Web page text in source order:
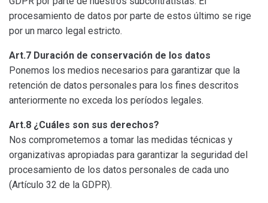
procesamiento de datos por parte de estos último se rige
por un marco legal estricto.
Art.7 Duración de conservación de los datos
Ponemos los medios necesarios para garantizar que la
retención de datos personales para los fines descritos
anteriormente no exceda los períodos legales.
Art.8 ¿Cuáles son sus derechos?
Nos comprometemos a tomar las medidas técnicas y
organizativas apropiadas para garantizar la seguridad del
procesamiento de los datos personales de cada uno
(Artículo 32 de la GDPR).